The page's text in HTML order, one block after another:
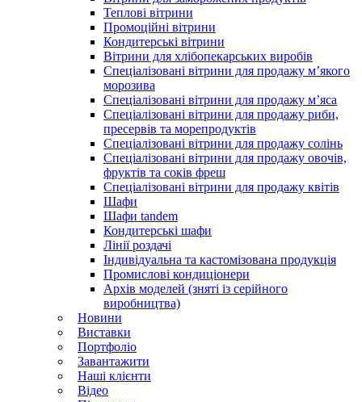
Теплові вітрини
Промоційні вітрини
Кондитерські вітрини
Вітрини для хлібопекарських виробів
Спеціалізовані вітрини для продажу м’якого
морозива
Спеціалізовані вітрини для продажу м’яса
Спеціалізовані вітрини для продажу риби,
пресервів та морепродуктів
Спеціалізовані вітрини для продажу солінь
Спеціалізовані вітрини для продажу овочів,
фруктів та соків фреш
Спеціалізовані вітрини для продажу квітів
Шафи
Шафи tandem
Кондитерські шафи
Лінії роздачі
Індивідуальна та кастомізована продукція
Промислові кондиціонери
Архів моделей (зняті із серійного
виробництва)
Новини
Виставки
Портфоліо
Завантажити
Наші клієнти
Відео